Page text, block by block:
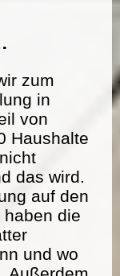
zum
in
von
Haushalte
das wird.
auf den
die
und wo